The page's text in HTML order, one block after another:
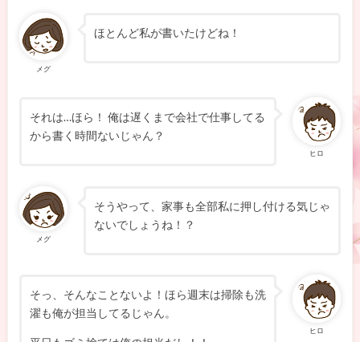
メグ
ほとんど私が書いたけどね！
ヒロ
それは…ほら！ 俺は遅くまで会社で仕事してる
から書く時間ないじゃん？
メグ
そうやって、家事も全部私に押し付ける気じゃ
ないでしょうね！？
ヒロ
そっ、そんなことないよ！ほら週末は掃除も洗
濯も俺が担当してるじゃん。